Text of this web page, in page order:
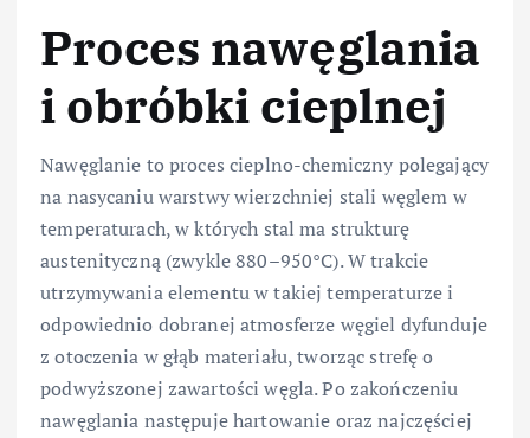
Proces nawęglania
i obróbki cieplnej
Nawęglanie to proces cieplno-chemiczny polegający
na nasycaniu warstwy wierzchniej stali węglem w
temperaturach, w których stal ma strukturę
austenityczną (zwykle 880–950°C). W trakcie
utrzymywania elementu w takiej temperaturze i
odpowiednio dobranej atmosferze węgiel dyfunduje
z otoczenia w głąb materiału, tworząc strefę o
podwyższonej zawartości węgla. Po zakończeniu
nawęglania następuje hartowanie oraz najczęściej